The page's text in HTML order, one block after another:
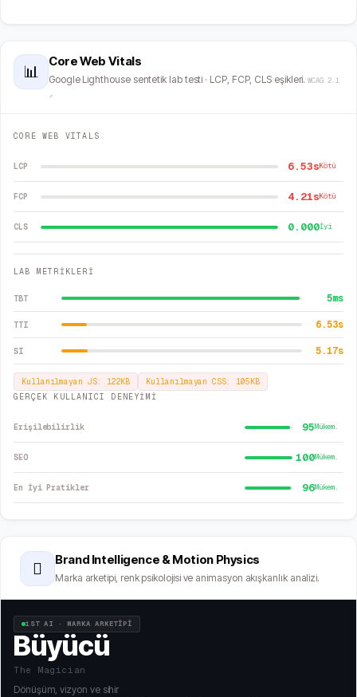
📊
Core Web Vitals
Google Lighthouse sentetik lab testi · LCP, FCP, CLS eşikleri. WCAG 2.1
↗
CORE WEB VITALS
LCP 6.53sKötü
FCP 4.21sKötü
CLS 0.000İyi
LAB METRİKLERİ
TBT 5ms
TTI 6.53s
SI 5.17s
Kullanılmayan JS: 122KB Kullanılmayan CSS: 105KB
GERÇEK KULLANICI DENEYİMİ
Erişilebilirlik 95Mükem.
SEO 100Mükem.
En İyi Pratikler 96Mükem.
🫆 Brand Intelligence & Motion Physics
Marka arketipi, renk psikolojisi ve animasyon akışkanlık analizi.
1ST AI · MARKA ARKETİPİ
Büyücü
The Magician
Dönüşüm, vizyon ve sihir